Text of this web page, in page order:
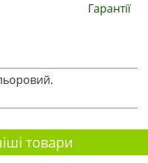
Гарантії
товари